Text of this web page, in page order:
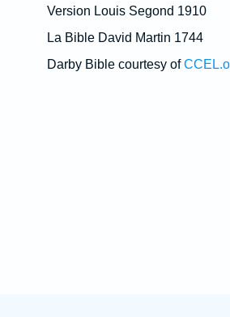
Version Louis Segond 1910
La Bible David Martin 1744
Darby Bible courtesy of